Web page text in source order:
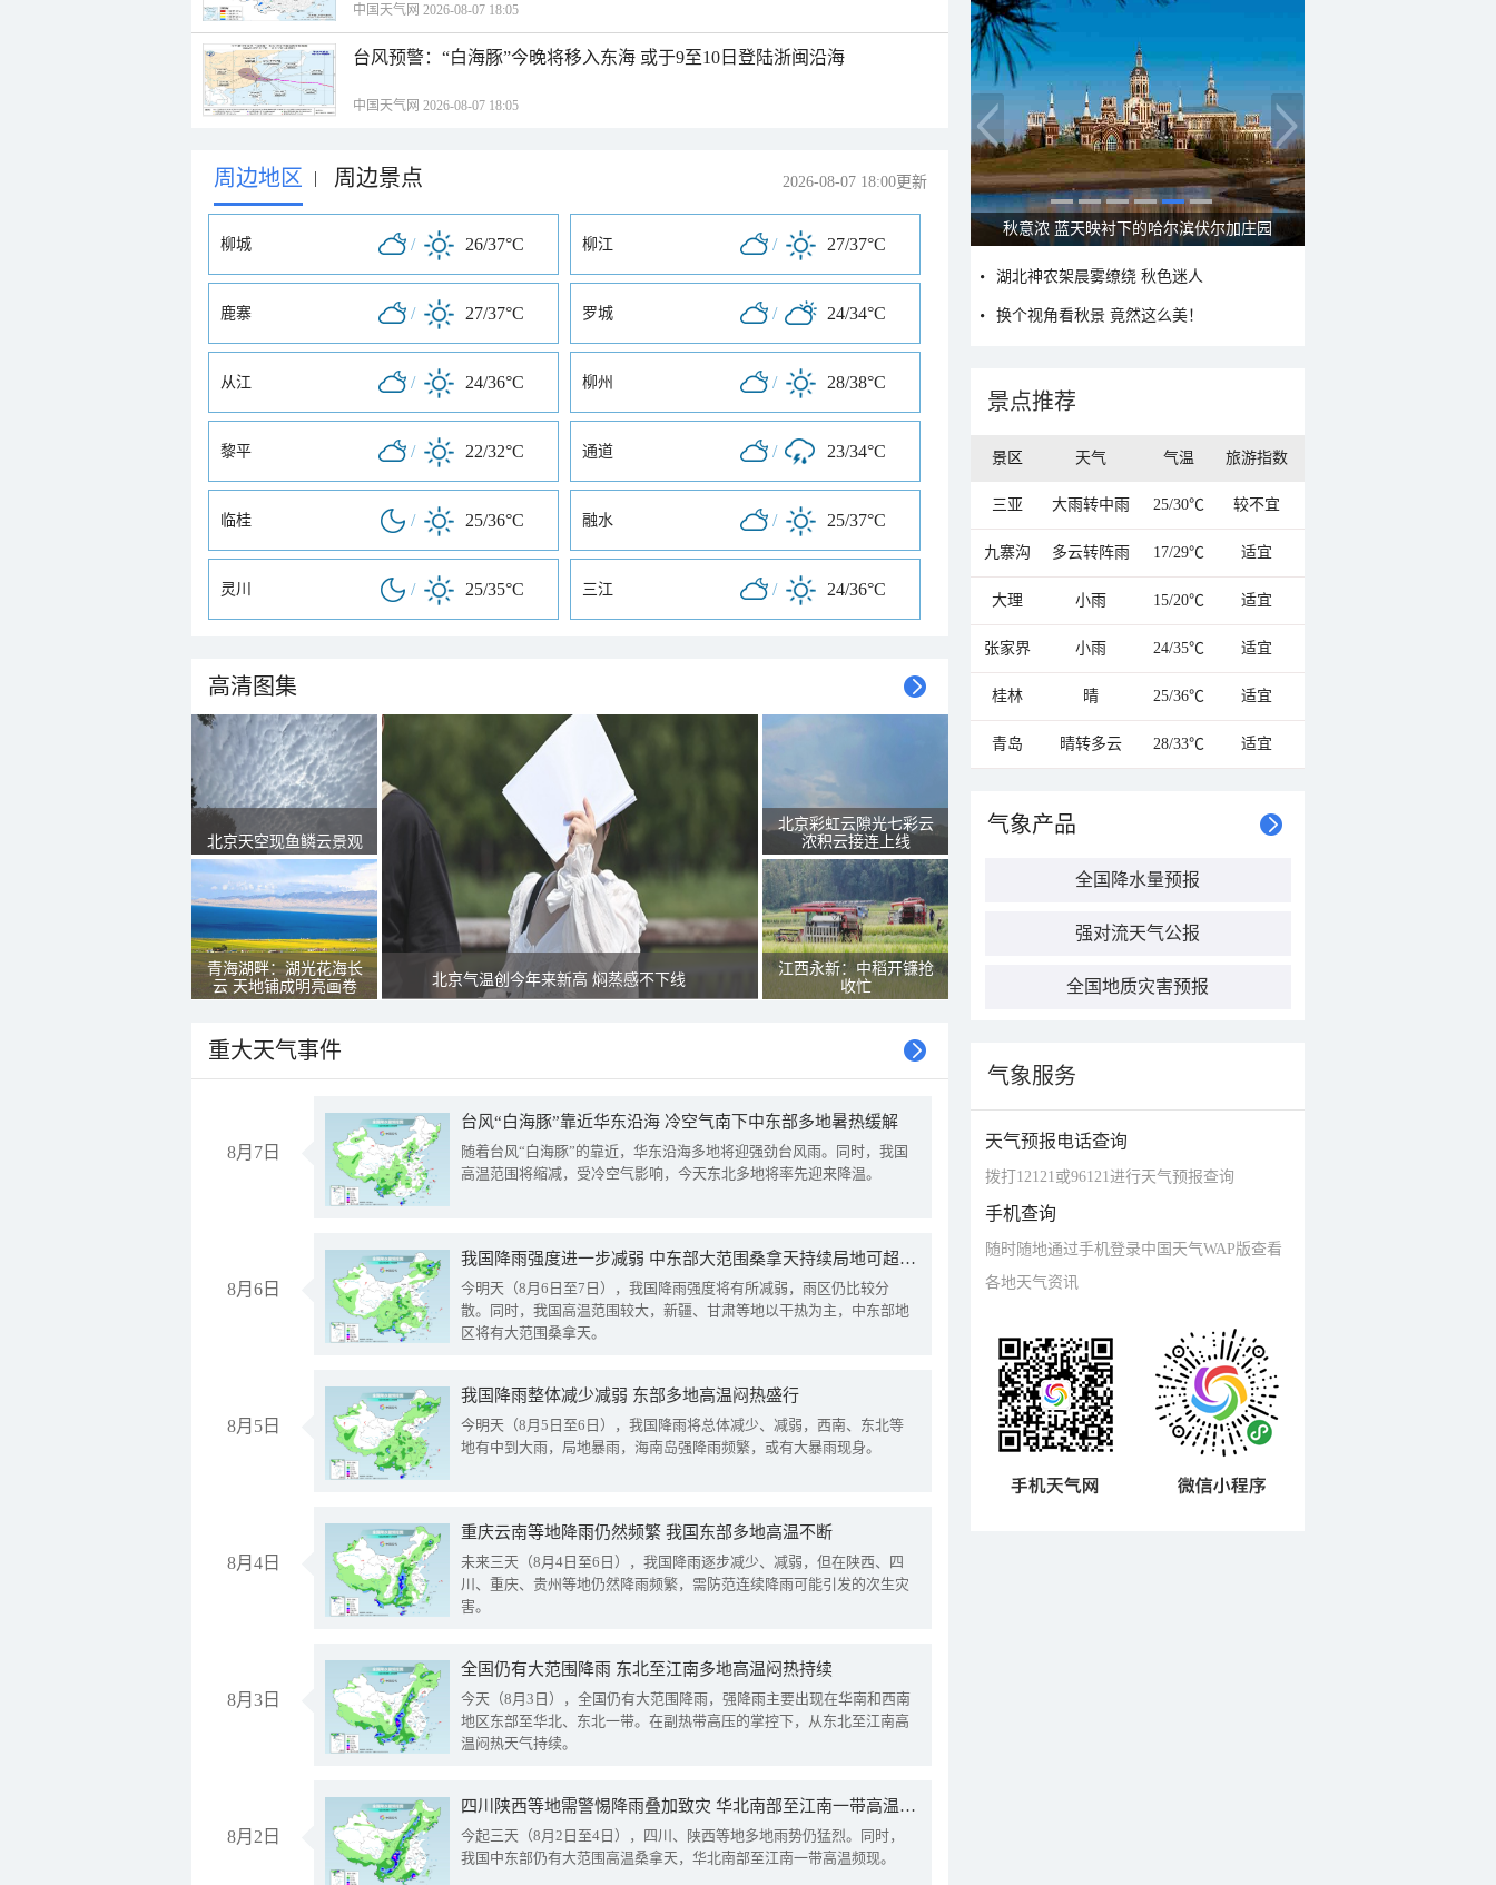
中国天气网 2026-08-07 18:05
台风预警：“白海豚”今晚将移入东海 或于9至10日登陆浙闽沿海
中国天气网 2026-08-07 18:05
周边地区 | 周边景点 2026-08-07 18:00更新
柳城 / 26/37°C 柳江 / 27/37°C
鹿寨 / 27/37°C 罗城 / 24/34°C
从江 / 24/36°C 柳州 / 28/38°C
黎平 / 22/32°C 通道 / 23/34°C
临桂 / 25/36°C 融水 / 25/37°C
灵川 / 25/35°C 三江 / 24/36°C
高清图集
北京天空现鱼鳞云景观
青海湖畔：湖光花海长
云 天地铺成明亮画卷
北京气温创今年来新高 焖蒸感不下线
北京彩虹云隙光七彩云
浓积云接连上线
江西永新：中稻开镰抢
收忙
重大天气事件
8月7日
台风“白海豚”靠近华东沿海 冷空气南下中东部多地暑热缓解
随着台风“白海豚”的靠近，华东沿海多地将迎强劲台风雨。同时，我国
高温范围将缩减，受冷空气影响，今天东北多地将率先迎来降温。
8月6日
我国降雨强度进一步减弱 中东部大范围桑拿天持续局地可超38℃
今明天（8月6日至7日），我国降雨强度将有所减弱，雨区仍比较分
散。同时，我国高温范围较大，新疆、甘肃等地以干热为主，中东部地
区将有大范围桑拿天。
8月5日
我国降雨整体减少减弱 东部多地高温闷热盛行
今明天（8月5日至6日），我国降雨将总体减少、减弱，西南、东北等
地有中到大雨，局地暴雨，海南岛强降雨频繁，或有大暴雨现身。
8月4日
重庆云南等地降雨仍然频繁 我国东部多地高温不断
未来三天（8月4日至6日），我国降雨逐步减少、减弱，但在陕西、四
川、重庆、贵州等地仍然降雨频繁，需防范连续降雨可能引发的次生灾
害。
8月3日
全国仍有大范围降雨 东北至江南多地高温闷热持续
今天（8月3日），全国仍有大范围降雨，强降雨主要出现在华南和西南
地区东部至华北、东北一带。在副热带高压的掌控下，从东北至江南高
温闷热天气持续。
8月2日
四川陕西等地需警惕降雨叠加致灾 华北南部至江南一带高温频现
今起三天（8月2日至4日），四川、陕西等地多地雨势仍猛烈。同时，
我国中东部仍有大范围高温桑拿天，华北南部至江南一带高温频现。
秋意浓 蓝天映衬下的哈尔滨伏尔加庄园
湖北神农架晨雾缭绕 秋色迷人
换个视角看秋景 竟然这么美！
景点推荐
景区 天气 气温 旅游指数
三亚 大雨转中雨 25/30℃ 较不宜
九寨沟 多云转阵雨 17/29℃ 适宜
大理 小雨 15/20℃ 适宜
张家界 小雨 24/35℃ 适宜
桂林 晴 25/36℃ 适宜
青岛 晴转多云 28/33℃ 适宜
气象产品
全国降水量预报
强对流天气公报
全国地质灾害预报
气象服务
天气预报电话查询
拨打12121或96121进行天气预报查询
手机查询
随时随地通过手机登录中国天气WAP版查看
各地天气资讯